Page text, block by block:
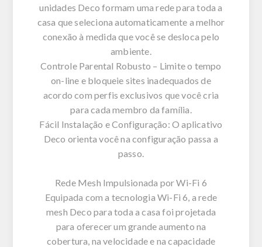
unidades Deco formam uma rede para toda a
casa que seleciona automaticamente a melhor
conexão à medida que você se desloca pelo
ambiente.
Controle Parental Robusto – Limite o tempo
on-line e bloqueie sites inadequados de
acordo com perfis exclusivos que você cria
para cada membro da família.
Fácil Instalação e Configuração: O aplicativo
Deco orienta você na configuração passa a
passo.
Rede Mesh Impulsionada por Wi-Fi 6
Equipada com a tecnologia Wi-Fi 6, a rede
mesh Deco para toda a casa foi projetada
para oferecer um grande aumento na
cobertura, na velocidade e na capacidade